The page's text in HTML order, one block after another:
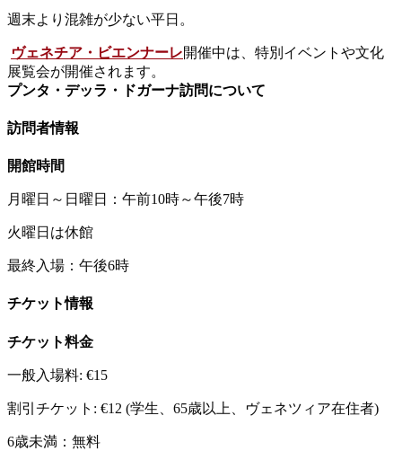
週末より混雑が少ない平日。
ヴェネチア・ビエンナーレ開催中は、特別イベントや文化
展覧会が開催されます。
プンタ・デッラ・ドガーナ訪問について
訪問者情報
開館時間
月曜日～日曜日：午前10時～午後7時
火曜日は休館
最終入場：午後6時
チケット情報
チケット料金
一般入場料: €15
割引チケット: €12 (学生、65歳以上、ヴェネツィア在住者)
6歳未満：無料